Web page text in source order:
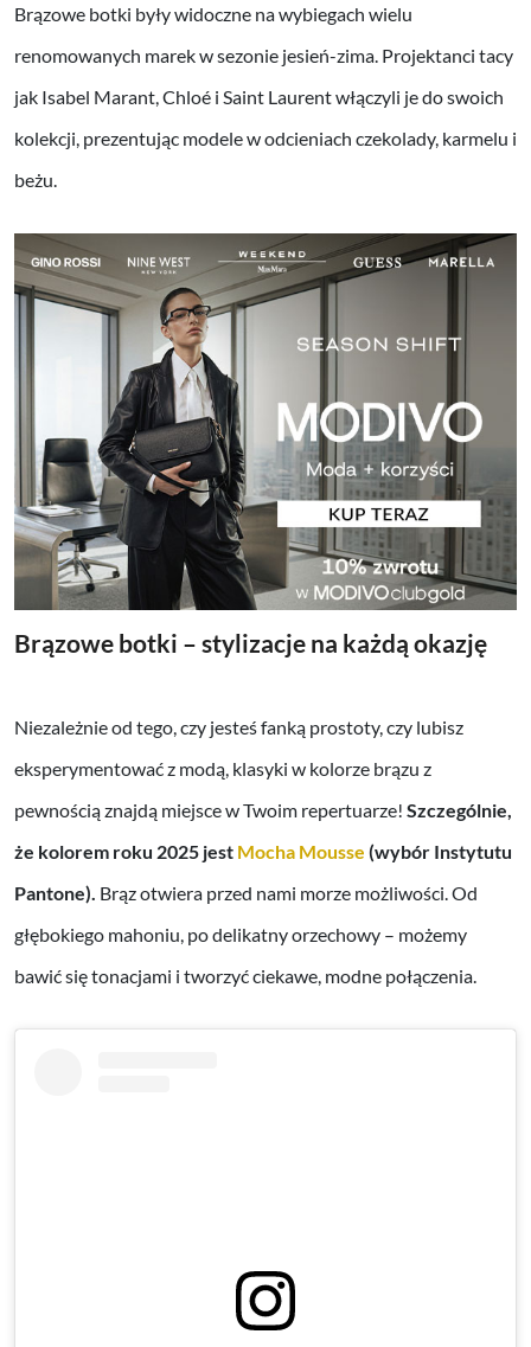
Brązowe botki były widoczne na wybiegach wielu
renomowanych marek w sezonie jesień-zima. Projektanci tacy
jak Isabel Marant, Chloé i Saint Laurent włączyli je do swoich
kolekcji, prezentując modele w odcieniach czekolady, karmelu i
beżu.
Brązowe botki – stylizacje na każdą okazję
Niezależnie od tego, czy jesteś fanką prostoty, czy lubisz
eksperymentować z modą, klasyki w kolorze brązu z
pewnością znajdą miejsce w Twoim repertuarze! Szczególnie,
że kolorem roku 2025 jest Mocha Mousse (wybór Instytutu
Pantone). Brąz otwiera przed nami morze możliwości. Od
głębokiego mahoniu, po delikatny orzechowy – możemy
bawić się tonacjami i tworzyć ciekawe, modne połączenia.